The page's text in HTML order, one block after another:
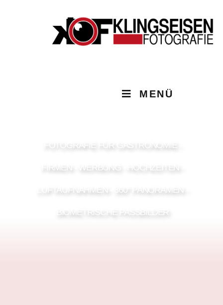
MENÜ
FOTOGRAFIE FÜR GASTRONOMIE -
FIRMEN - WERBUNG - HOCHZEITEN -
LUFTAUFNAHMEN - 360° PANORAMEN -
BIOMETRISCHE PASSBILDER